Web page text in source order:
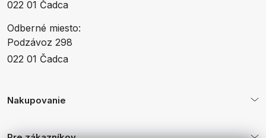
022 01 Čadca
Odberné miesto:
Podzávoz 298
022 01 Čadca
Nakupovanie